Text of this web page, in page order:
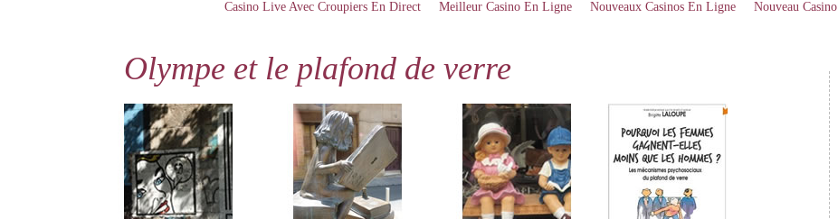
Casino Live Avec Croupiers En Direct Meilleur Casino En Ligne Nouveaux Casinos En Ligne Nouveau
Olympe et le plafond de verre